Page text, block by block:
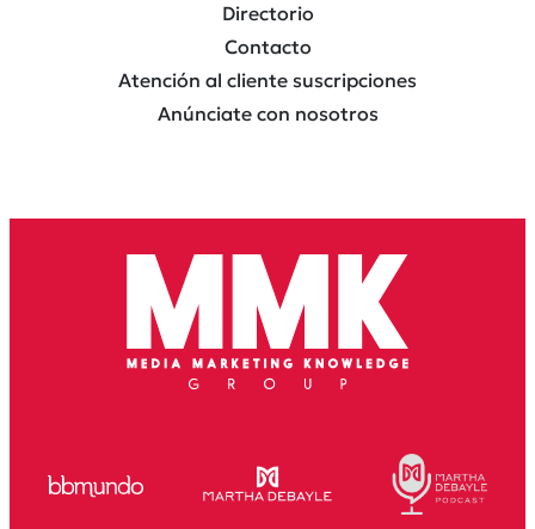
Directorio
Contacto
Atención al cliente suscripciones
Anúnciate con nosotros